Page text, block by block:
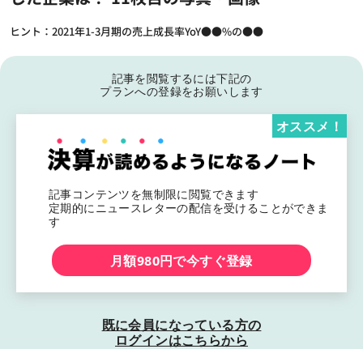
ヒント：2021年1-3月期の売上成長率YoY●●%の●●
記事を閲覧するには下記の
プランへの登録をお願いします
記事コンテンツを無制限に閲覧できます
定期的にニュースレターの配信を受けることができま
す
オススメ！
月額980円で今すぐ登録
既に会員になっている方の
ログインはこちらから